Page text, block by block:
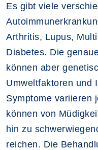
Es gibt viele
Arthritis, Lupus,
Diabetes. Die
können aber
Umweltfaktoren und
Symptome variieren
können von
hin zu
reichen. Die